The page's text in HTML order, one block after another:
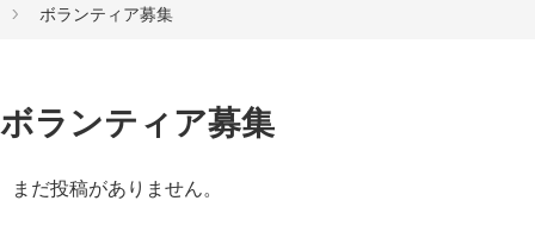
ボランティア募集
ボランティア募集
まだ投稿がありません。